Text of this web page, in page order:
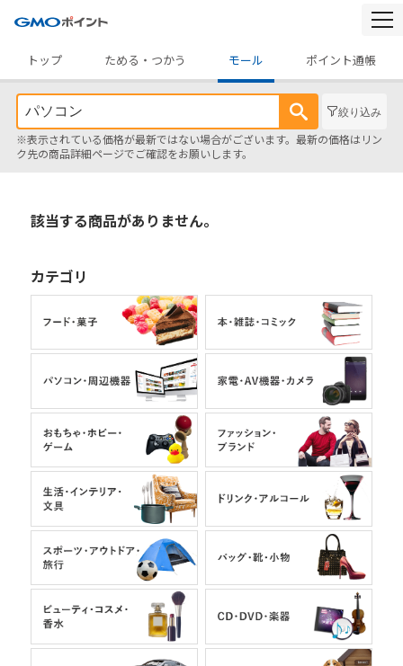
トップ
ためる・つかう モール ポイント通帳
絞り込み
※表示されている価格が最新ではない場合がございます。最新の価格はリン
ク先の商品詳細ページでご確認をお願いします。
該当する商品がありません。
カテゴリ